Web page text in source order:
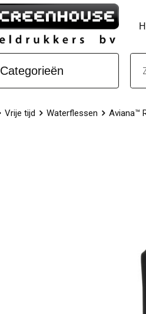
Categorieën
Vrije tijd Waterflessen Aviana™